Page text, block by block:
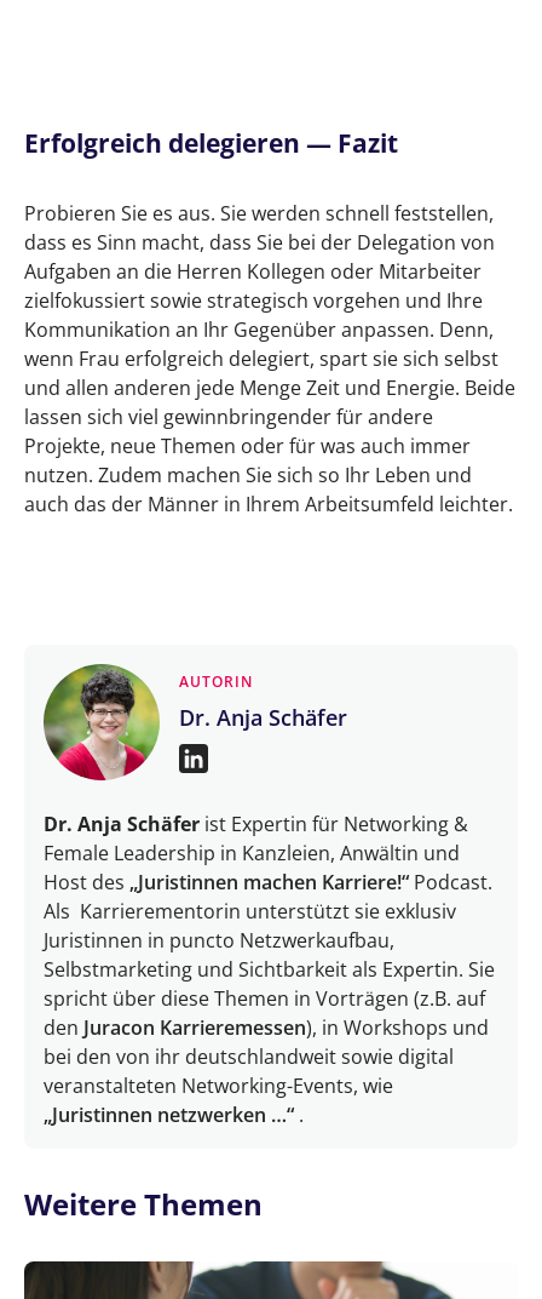
Erfolgreich delegieren — Fazit
Probieren Sie es aus. Sie werden schnell feststellen,
dass es Sinn macht, dass Sie bei der Delegation von
Aufgaben an die Herren Kollegen oder Mitarbeiter
zielfokussiert sowie strategisch vorgehen und Ihre
Kommunikation an Ihr Gegenüber anpassen. Denn,
wenn Frau erfolgreich delegiert, spart sie sich selbst
und allen anderen jede Menge Zeit und Energie. Beide
lassen sich viel gewinnbringender für andere
Projekte, neue Themen oder für was auch immer
nutzen. Zudem machen Sie sich so Ihr Leben und
auch das der Männer in Ihrem Arbeitsumfeld leichter.
AUTORIN
Dr. Anja Schäfer
Dr. Anja Schäfer ist Expertin für Networking &
Female Leadership in Kanzleien, Anwältin und
Host des „Juristinnen machen Karriere!“ Podcast.
Als Karrierementorin unterstützt sie exklusiv
Juristinnen in puncto Netzwerkaufbau,
Selbstmarketing und Sichtbarkeit als Expertin. Sie
spricht über diese Themen in Vorträgen (z.B. auf
den Juracon Karrieremessen), in Workshops und
bei den von ihr deutschlandweit sowie digital
veranstalteten Networking-Events, wie
„Juristinnen netzwerken …“ .
Weitere Themen